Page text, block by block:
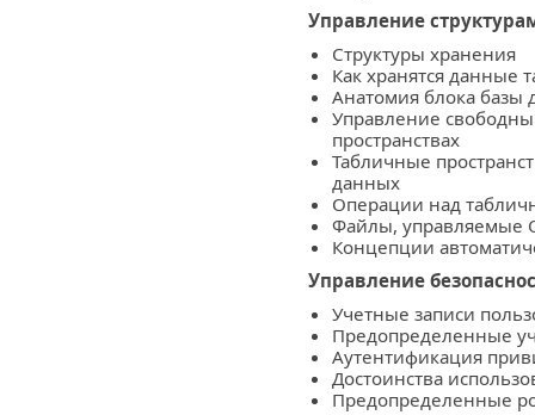
Управление
Структуры хранения
Как хранятся данные
Анатомия блока базы
Управление
пространствах
Табличные
данных
Операции над
Файлы, управляемые
Концепции
Управление
Учетные записи
Предопределенные
Аутентификация
Достоинства
Предопределенные